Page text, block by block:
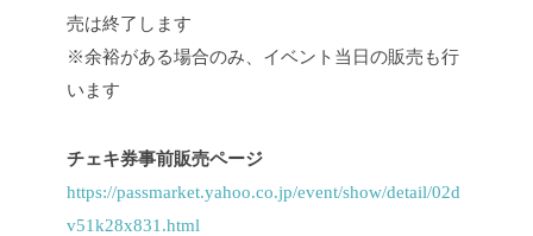
売は終了します
※余裕がある場合のみ、イベント当日の販売も行
います
チェキ券事前販売ページ
https://passmarket.yahoo.co.jp/event/show/detail/02d
v51k28x831.html